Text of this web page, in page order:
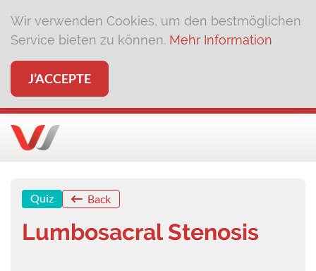
Wir verwenden Cookies, um den bestmöglichen
Service bieten zu können. Mehr Information
J’ACCEPTE
Quiz Back
Lumbosacral Stenosis